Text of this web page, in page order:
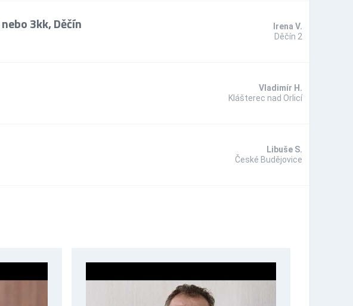
3kk, Děčín
Irena V.
Děčín 2
Vladimír H.
Klášterec nad Orlicí
Libuše S.
České Budějovice